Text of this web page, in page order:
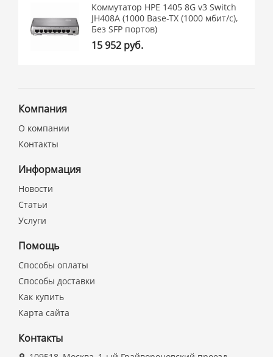
Коммутатор HPE 1405 8G v3 Switch
JH408A (1000 Base-TX (1000 мбит/с),
Без SFP портов)
15 952 руб.
Компания
О компании
Контакты
Информация
Новости
Статьи
Услуги
Помощь
Способы оплаты
Способы доставки
Как купить
Карта сайта
Контакты